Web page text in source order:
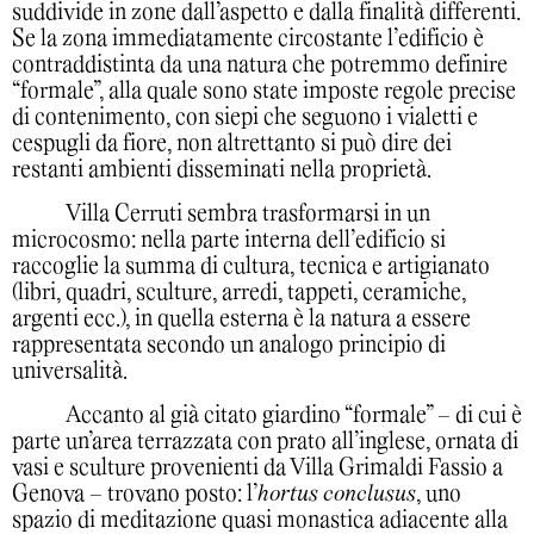
suddivide in zone dall’aspetto e dalla finalità differenti.
Se la zona immediatamente circostante l’edificio è
contraddistinta da una natura che potremmo definire
“formale”, alla quale sono state imposte regole precise
di contenimento, con siepi che seguono i vialetti e
cespugli da fiore, non altrettanto si può dire dei
restanti ambienti disseminati nella proprietà.
Villa Cerruti sembra trasformarsi in un
microcosmo: nella parte interna dell’edificio si
raccoglie la summa di cultura, tecnica e artigianato
(libri, quadri, sculture, arredi, tappeti, ceramiche,
argenti ecc.), in quella esterna è la natura a essere
rappresentata secondo un analogo principio di
universalità.
Accanto al già citato giardino “formale” – di cui è
parte un’area terrazzata con prato all’inglese, ornata di
vasi e sculture provenienti da Villa Grimaldi Fassio a
Genova – trovano posto: l’hortus conclusus, uno
spazio di meditazione quasi monastica adiacente alla